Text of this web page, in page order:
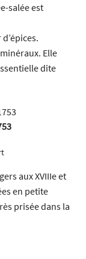
salée est
Elle
dite
aux XVIIIe et
en petite
prisée dans la